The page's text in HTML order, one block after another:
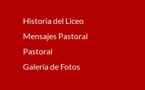
Historia del Liceo
Mensajes Pastoral
Pastoral
Galería de Fotos